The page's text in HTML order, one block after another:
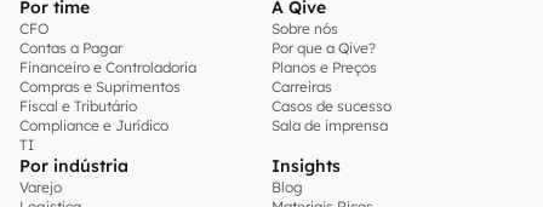
Por time
CFO
Contas a Pagar
Financeiro e Controladoria
Compras e Suprimentos
Fiscal e Tributário
Compliance e Jurídico
TI
A Qive
Sobre nós
Por que a Qive?
Planos e Preços
Carreiras
Casos de sucesso
Sala de imprensa
Por indústria
Varejo
Insights
Blog